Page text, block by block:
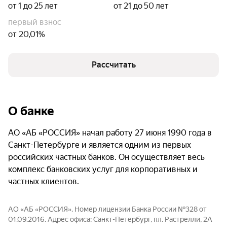
от 1 до 25 лет
от 21 до 50 лет
первый взнос
от 20,01%
Рассчитать
О банке
АО «АБ «РОССИЯ» начал работу 27 июня 1990 года в
Санкт-Петербурге и является одним из первых
российских частных банков. Он осуществляет весь
комплекс банковских услуг для корпоративных и
частных клиентов.
АО «АБ «РОССИЯ». Номер лицензии Банка России №328 от
01.09.2016. Адрес офиса: Санкт-Петербург, пл. Растрелли, 2А